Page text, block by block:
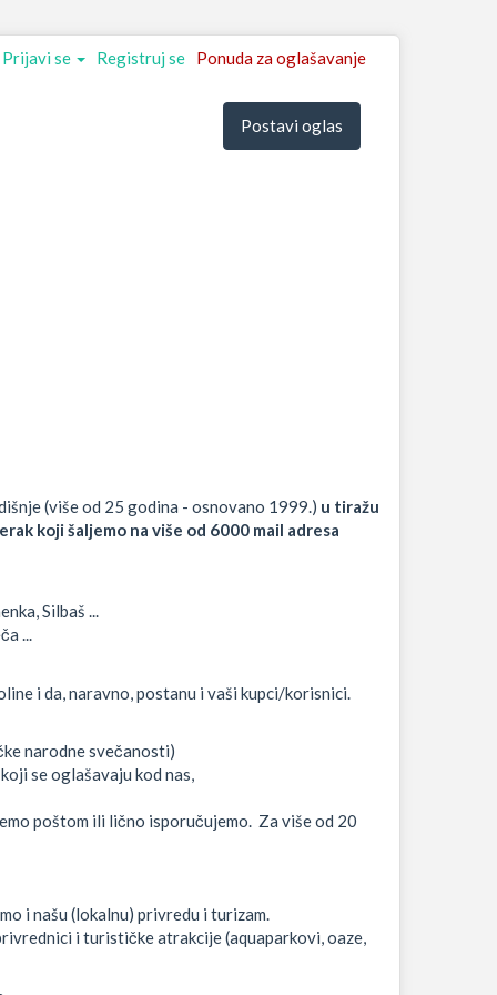
Ponuda za oglašavanje
Registruj se
Prijavi se
Postavi oglas
(više od 25 godina - osnovano 1999.) u tiražu
koji šaljemo na više od 6000 mail adresa
Silbaš ...
...
i da, naravno, postanu i vaši kupci/korisnici.
narodne svečanosti)
se oglašavaju kod nas,
poštom ili lično isporučujemo. Za više od 20
i našu (lokalnu) privredu i turizam.
i turističke atrakcije (aquaparkovi, oaze,